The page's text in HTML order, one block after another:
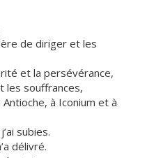
de diriger et les
et la persévérance,
souffrances,
à Iconium et à
subies.
délivré.